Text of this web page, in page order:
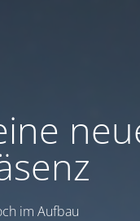
im Aufbau